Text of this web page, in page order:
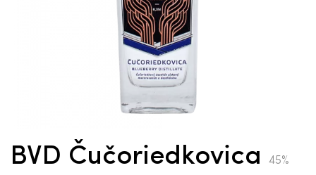
BVD Čučoriedkovica 45%